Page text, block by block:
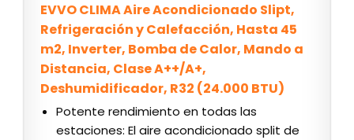
EVVO CLIMA Aire Acondicionado Slipt,
Refrigeración y Calefacción, Hasta 45
m2, Inverter, Bomba de Calor, Mando a
Distancia, Clase A++/A+,
Deshumidificador, R32 (24.000 BTU)
Potente rendimiento en todas las
estaciones: El aire acondicionado split de